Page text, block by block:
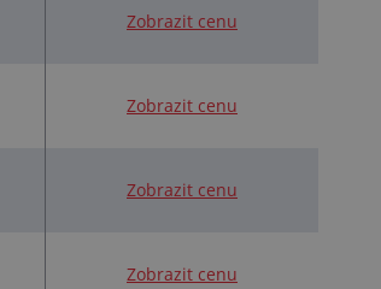
Zobrazit cenu
Zobrazit cenu
Zobrazit cenu
Zobrazit cenu